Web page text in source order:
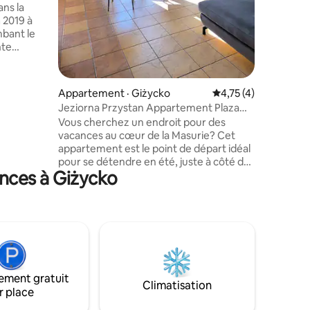
la
à
le
aux
Appartement · Giżycko Note moyenne de
4,75 (4)
Jeziorna Przystan Appartement Plaza
Gizycko 200 m
Vous cherchez un endroit pour des
vacances au cœur de la Masurie? Cet
appartement est le point de départ idéal
pour se détendre en été, juste à côté du
lac, au centre de Gizycko.🌊 📍
Emplacement : L'appartement est situé
cyclables ↠Beaucoup de restaurants,
cafés, crème glacée ↠Biedronka et
magasins au rez-de-chaussée de
l'immeuble ↠Port, Ekomarina et centre-
à Giżycko
gratuit
place
Climatisation